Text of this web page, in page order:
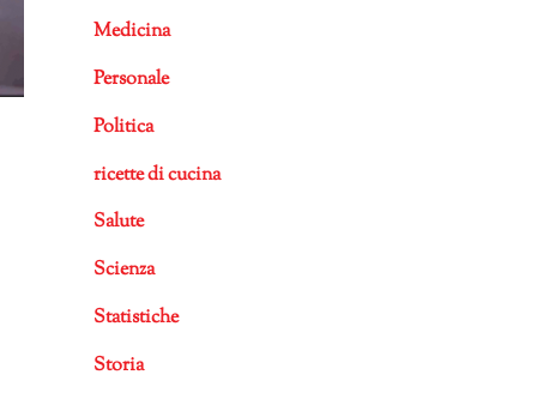
Medicina
Personale
Politica
ricette di cucina
Salute
Scienza
Statistiche
Storia